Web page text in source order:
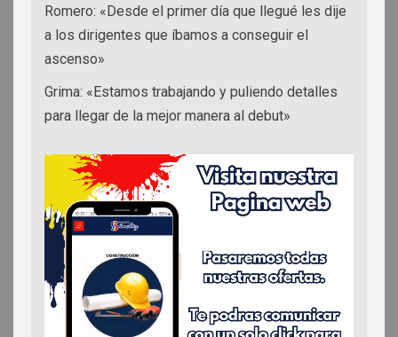
Romero: «Desde el primer día que llegué les dije
a los dirigentes que íbamos a conseguir el
ascenso»
Grima: «Estamos trabajando y puliendo detalles
para llegar de la mejor manera al debut»